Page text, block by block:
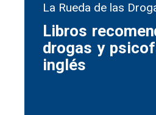
La Rueda de las
Libros
drogas y
inglés